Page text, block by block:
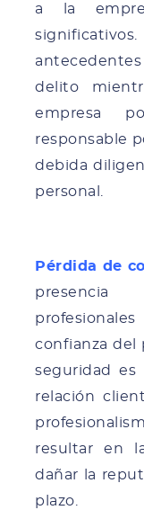
a la
delito
empresa
responsable
debida
personal.
Pérdida de
confianza del
seguridad es
relación
resultar en
dañar la
plazo.